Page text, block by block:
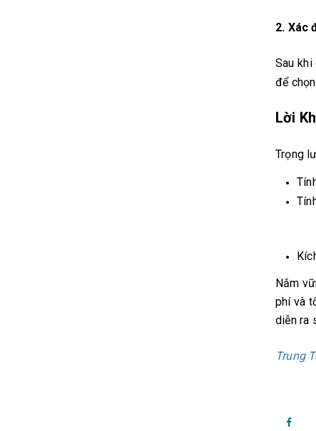
2. Xác
Sau
để
Lời
Trọng
​​​​​​​Nắm
phí và
diễn ra
Trung